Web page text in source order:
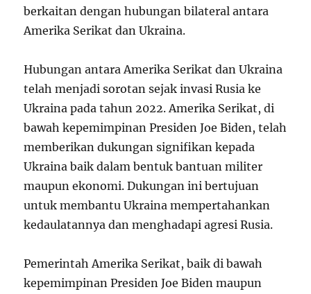
berkaitan dengan hubungan bilateral antara
Amerika Serikat dan Ukraina.
Hubungan antara Amerika Serikat dan Ukraina
telah menjadi sorotan sejak invasi Rusia ke
Ukraina pada tahun 2022. Amerika Serikat, di
bawah kepemimpinan Presiden Joe Biden, telah
memberikan dukungan signifikan kepada
Ukraina baik dalam bentuk bantuan militer
maupun ekonomi. Dukungan ini bertujuan
untuk membantu Ukraina mempertahankan
kedaulatannya dan menghadapi agresi Rusia.
Pemerintah Amerika Serikat, baik di bawah
kepemimpinan Presiden Joe Biden maupun